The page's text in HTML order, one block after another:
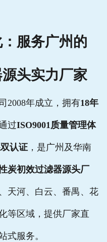
服务广州的
头实力厂家
2008年成立，拥有18年
过ISO9001质量管理体
认证，是广州及华南
炭初效过滤器源头厂
天河、白云、番禺、花
等区域，提供厂家直
式服务。